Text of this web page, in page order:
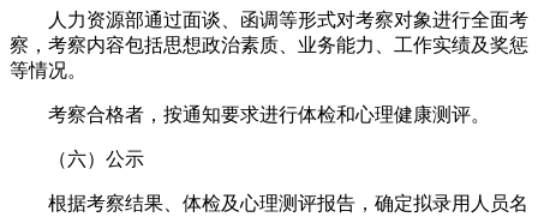
人力资源部通过面谈、函调等形式对考察对象进行全面考
察，考察内容包括思想政治素质、业务能力、工作实绩及奖惩
等情况。
考察合格者，按通知要求进行体检和心理健康测评。
（六）公示
根据考察结果、体检及心理测评报告，确定拟录用人员名